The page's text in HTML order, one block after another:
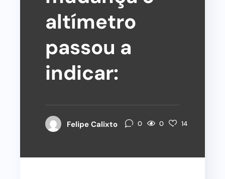
altímetro
passou a
indicar:
Felipe Calixto 0 0 14